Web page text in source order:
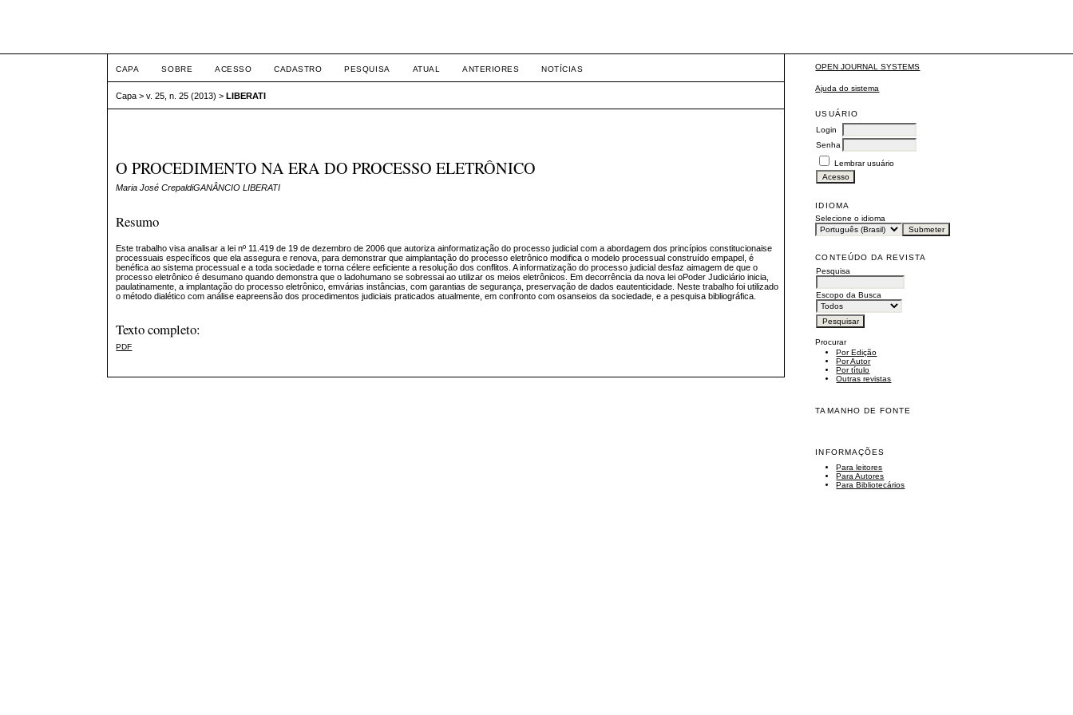
OPEN JOURNAL SYSTEMS
Ajuda do sistema
USUÁRIO
Login
Senha
Lembrar usuário
IDIOMA
Selecione o idioma
CONTEÚDO DA REVISTA
Pesquisa
Escopo da Busca
Procurar
Por Edição
Por Autor
Por título
Outras revistas
TAMANHO DE FONTE
INFORMAÇÕES
Para leitores
Para Autores
Para Bibliotecários
CAPA SOBRE ACESSO CADASTRO PESQUISA ATUAL ANTERIORES NOTÍCIAS
Capa >v. 25, n. 25 (2013) >LIBERATI
O PROCEDIMENTO NA ERA DO PROCESSO ELETRÔNICO
Maria José CrepaldiGANÂNCIO LIBERATI
Resumo
Este trabalho visa analisar a lei nº 11.419 de 19 de dezembro de 2006 que autoriza ainformatização do processo judicial com a abordagem dos princípios constitucionaise
processuais específicos que ela assegura e renova, para demonstrar que aimplantação do processo eletrônico modifica o modelo processual construído empapel, é
benéfica ao sistema processual e a toda sociedade e torna célere eeficiente a resolução dos conflitos. A informatização do processo judicial desfaz aimagem de que o
processo eletrônico é desumano quando demonstra que o ladohumano se sobressai ao utilizar os meios eletrônicos. Em decorrência da nova lei oPoder Judiciário inicia,
paulatinamente, a implantação do processo eletrônico, emvárias instâncias, com garantias de segurança, preservação de dados eautenticidade. Neste trabalho foi utilizado
o método dialético com análise eapreensão dos procedimentos judiciais praticados atualmente, em confronto com osanseios da sociedade, e a pesquisa bibliográfica.
Texto completo:
PDF